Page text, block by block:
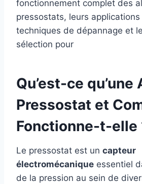
fonctionnement complet des
pressostats, leurs
techniques de dépannage et
sélection pour
Qu’est-ce qu’une
Pressostat et
Fonctionne-t-elle
Le pressostat est un capteur
électromécanique essentiel
de la pression au sein de